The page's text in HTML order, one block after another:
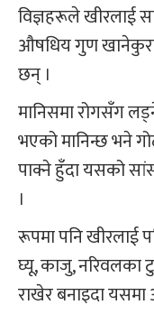
विज्ञहरूले खीरलाई
औषधिय गुण
छन् ।
मानिसमा रोगसँग
भएको मानिन्छ भने
पाक्ने हुँदा यसको
।
रूपमा पनि खीरलाई
घ्यू, काजु, नरिवलका
राखेर बनाइदा